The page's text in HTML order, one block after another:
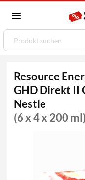
Resource
GHD Direkt II
Nestle
(6 x 4 x 200 ml)